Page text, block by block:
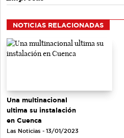
NOTICIAS RELACIONADAS
Una multinacional
ultima su instalación
en Cuenca
Las Noticias - 13/01/2023